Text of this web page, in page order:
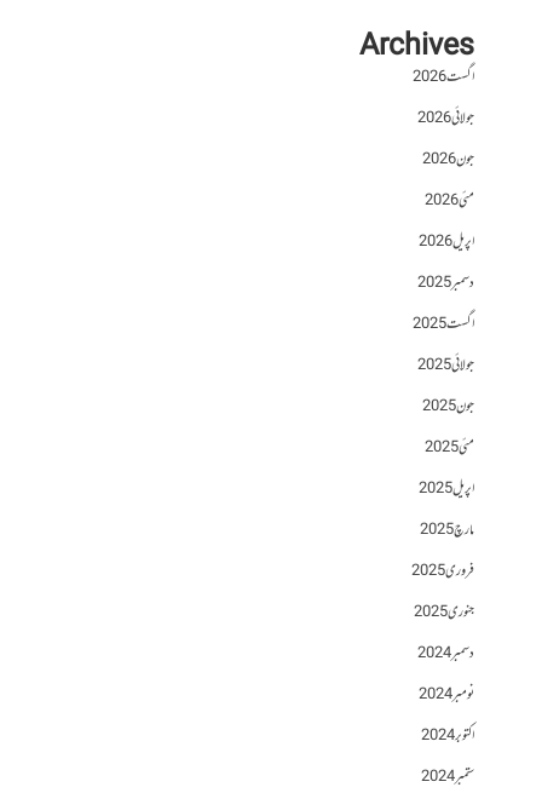
Archives
اگست 2026
جولائی 2026
جون 2026
مئی 2026
اپریل 2026
دسمبر 2025
اگست 2025
جولائی 2025
جون 2025
مئی 2025
اپریل 2025
مارچ 2025
فروری 2025
جنوری 2025
دسمبر 2024
نومبر 2024
اکتوبر 2024
ستمبر 2024